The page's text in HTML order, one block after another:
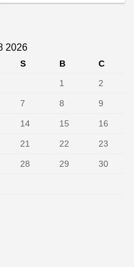
2026
S B
C
1
2
7 8 9
14 15 16
21 22 23
28 29 30